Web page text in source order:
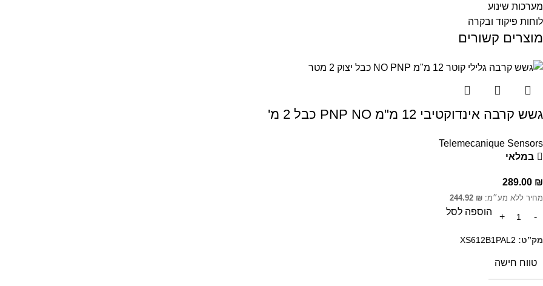
מערכות שינוע
לוחות פיקוד ובקרה
מוצרים קשורים
גשש קרבה אינדוקטיבי 12 מ"מ PNP NO כבל 2 מ'
Telemecanique Sensors
במלאי
289.00 ₪
מחיר ללא מע״מ: 244.92 ₪
הוספה לסל
מק”ט: XS612B1PAL2
טווח חישה